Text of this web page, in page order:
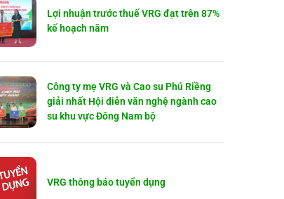
Lợi nhuận trước thuế VRG đạt trên 87%
kế hoạch năm
Công ty mẹ VRG và Cao su Phú Riềng
giải nhất Hội diễn văn nghệ ngành cao
su khu vực Đông Nam bộ
VRG thông báo tuyển dụng